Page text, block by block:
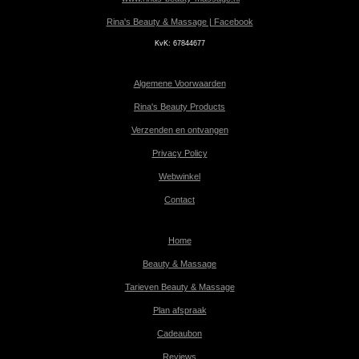
Rina's Beauty & Massage | Facebook
KvK: 67844677
Algemene Voorwaarden
Rina's Beauty Products
Verzenden en ontvangen
Privacy Policy
Webwinkel
Contact
Home
Beauty & Massage
Tarieven Beauty & Massage
Plan afspraak
Cadeaubon
Reviews